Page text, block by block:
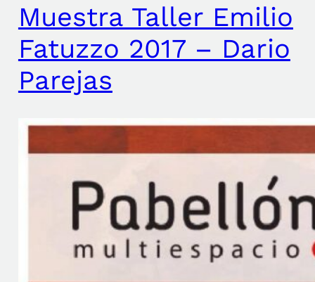
Muestra Taller Emilio
Fatuzzo 2017 – Dario
Parejas